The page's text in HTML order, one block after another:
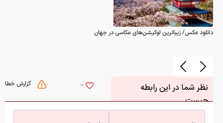
دانلود عکس/ زیباترین لوکیشن‌های عکاسی در جهان
گزارش خطا 0
نظر شما در این رابطه
چیست